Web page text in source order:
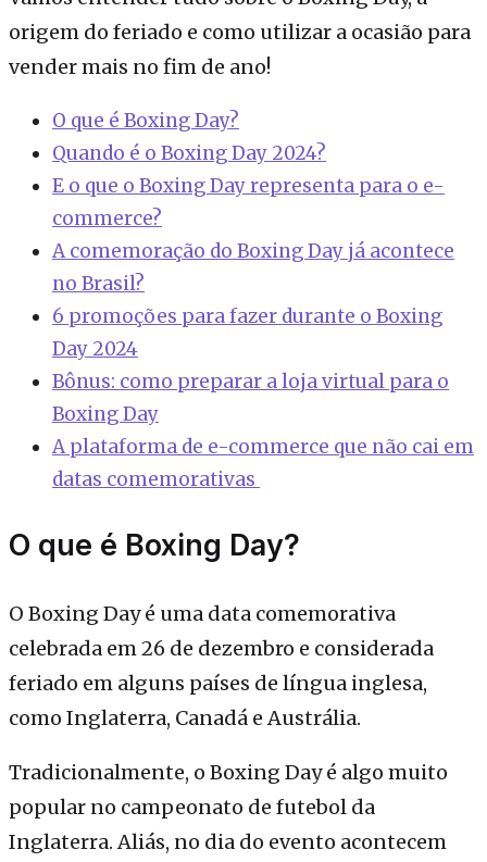
origem do feriado e como utilizar a ocasião para
vender mais no fim de ano!
O que é Boxing Day?
Quando é o Boxing Day 2024?
E o que o Boxing Day representa para o e-
commerce?
A comemoração do Boxing Day já acontece
no Brasil?
6 promoções para fazer durante o Boxing
Day 2024
Bônus: como preparar a loja virtual para o
Boxing Day
A plataforma de e-commerce que não cai em
datas comemorativas
O que é Boxing Day?
O Boxing Day é uma data comemorativa
celebrada em 26 de dezembro e considerada
feriado em alguns países de língua inglesa,
como Inglaterra, Canadá e Austrália.
Tradicionalmente, o Boxing Day é algo muito
popular no campeonato de futebol da
Inglaterra. Aliás, no dia do evento acontecem